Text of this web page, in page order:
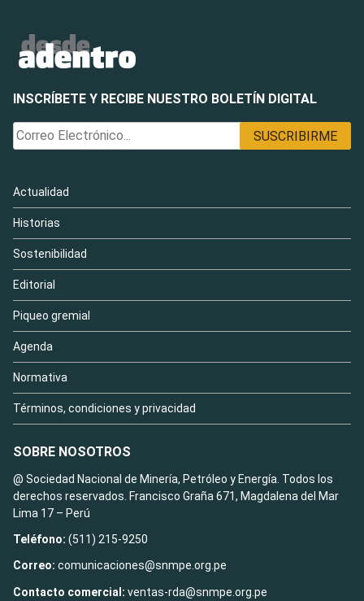
INSCRÍBETE Y RECIBE NUESTRO BOLETÍN DIGITAL
Actualidad
Historias
Sostenibilidad
Editorial
Piqueo gremial
Agenda
Normativa
Términos, condiciones y privacidad
SOBRE NOSOTROS
@ Sociedad Nacional de Minería, Petróleo y Energía. Todos los
derechos reservados. Francisco Graña 671, Magdalena del Mar
Lima 17 – Perú
Teléfono: (511) 215-9250
Correo: comunicaciones@snmpe.org.pe
Contacto comercial: ventas-rda@snmpe.org.pe